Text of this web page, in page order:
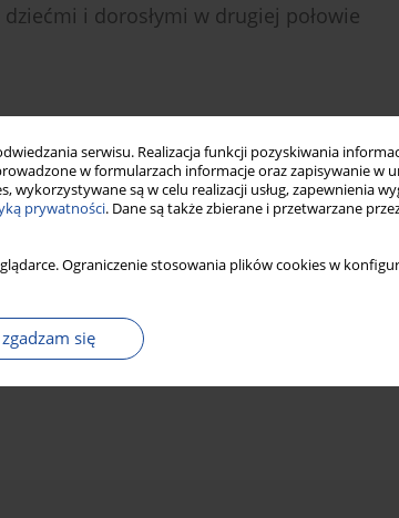
serwisu. Realizacja funkcji pozyskiwania
w formularzach informacje oraz zapisywanie w
wykorzystywane są w celu realizacji usług, zapewnienia
prywatności. Dane są także zbierane i przetwarzane
Ograniczenie stosowania plików cookies w
się
i dorosłymi w drugiej połowie
Statystyki